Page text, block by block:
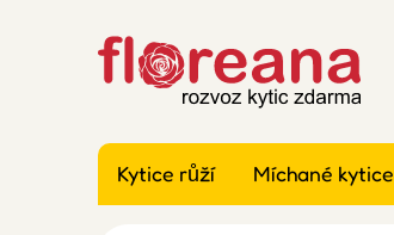
Kytice růží Míchané kytice